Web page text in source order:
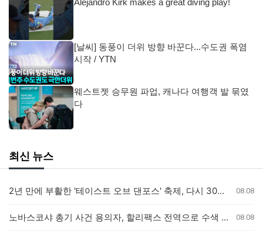
Alejandro Kirk makes a great diving play!
[날씨] 동풍이 더위 방향 바꾼다...수도권 폭염
시작 / YTN
웨스트젯 승무원 파업, 캐나다 여행객 발 묶였
다
최신 뉴스
2년 만에 부활한 '테이스트 오브 댄포스' 축제, 다시 30년 이어가길 08.08
노바스코샤 총기 사건 용의자, 할리팩스 전역으로 수색 확대 08.08